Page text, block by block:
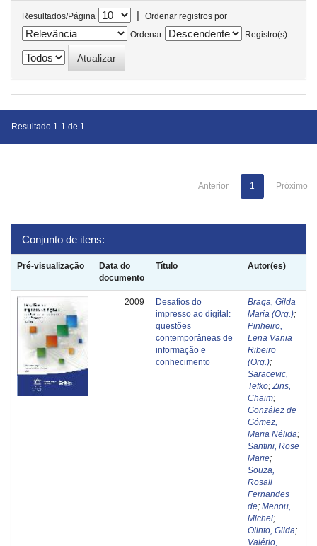
Resultados/Página |
Ordenar registros por
Ordenar
Registro(s)
Resultado 1-1 de 1.
Anterior 1 Próximo
Conjunto de itens:
Pré-visualização
Data do
documento
Título Autor(es)
2009
Desafios do
impresso ao digital:
questões
contemporâneas de
informação e
conhecimento
Braga, Gilda
Maria (Org.);
Pinheiro,
Lena Vania
Ribeiro
(Org.);
Saracevic,
Tefko; Zins,
Chaim;
González de
Gómez,
Maria Nélida;
Santini, Rose
Marie;
Souza,
Rosali
Fernandes
de; Menou,
Michel;
Olinto, Gilda;
Valério,